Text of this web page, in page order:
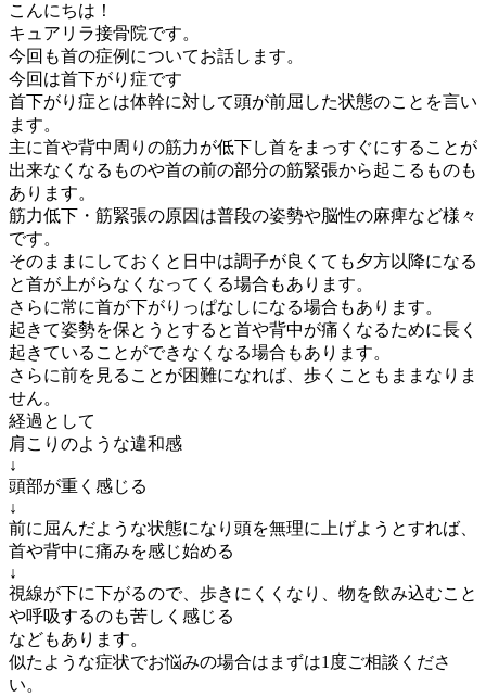
こんにちは！
キュアリラ接骨院です。
今回も首の症例についてお話します。
今回は首下がり症です
首下がり症とは体幹に対して頭が前屈した状態のことを言い
ます。
主に首や背中周りの筋力が低下し首をまっすぐにすることが
出来なくなるものや首の前の部分の筋緊張から起こるものも
あります。
筋力低下・筋緊張の原因は普段の姿勢や脳性の麻痺など様々
です。
そのままにしておくと日中は調子が良くても夕方以降になる
と首が上がらなくなってくる場合もあります。
さらに常に首が下がりっぱなしになる場合もあります。
起きて姿勢を保とうとすると首や背中が痛くなるために長く
起きていることができなくなる場合もあります。
さらに前を見ることが困難になれば、歩くこともままなりま
せん。
経過として
肩こりのような違和感
↓
頭部が重く感じる
↓
前に屈んだような状態になり頭を無理に上げようとすれば、
首や背中に痛みを感じ始める
↓
視線が下に下がるので、歩きにくくなり、物を飲み込むこと
や呼吸するのも苦しく感じる
などもあります。
似たような症状でお悩みの場合はまずは1度ご相談くださ
い。